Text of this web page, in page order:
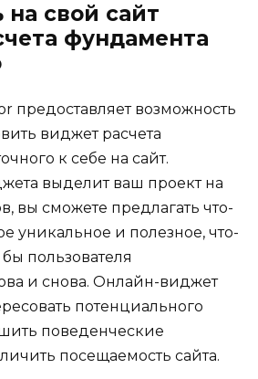
на свой сайт
фундамента
предоставляет возможность
виджет расчета
к себе на сайт.
выделит ваш проект на
вы сможете предлагать что-
уникальное и полезное, что-
бы пользователя
и снова. Онлайн-виджет
потенциального
поведенческие
посещаемость сайта.